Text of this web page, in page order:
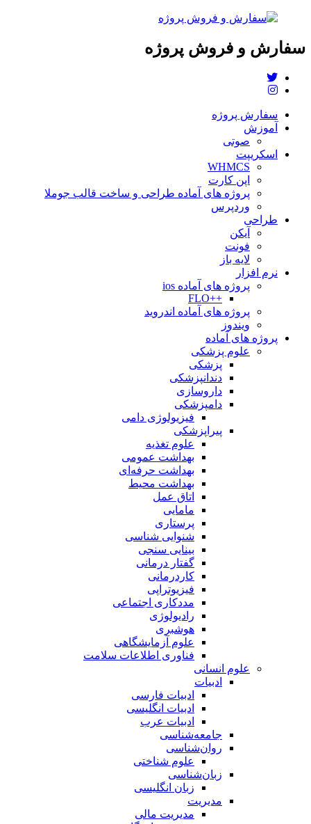
سفارش و فروش پروژه
سفارش پروژه
آموزش
صوتی
اسکریپت
WHMCS
اپن کارت
پروژه های آماده طراحی و ساخت قالب جوملا
وردپرس
طراحی
آیکن
فونت
لایه باز
نرم افزار
پروژه های آماده ios
++FLO
پروژه های آماده اندروید
ویندوز
پروژه های آماده
علوم پزشکی
پزشکی
دندانپزشکی
داروسازی
دامپزشکی
فیزیولوژی دامی
پیراپزشکی
علوم تغذیه
بهداشت عمومی
بهداشت حرفه‌ای
بهداشت محیط
اتاق عمل
مامایی
پرستاری
شنوایی شناسی
بینایی سنجی
گفتار درمانی
کاردرمانی
فیزیوتراپی
مددکاری اجتماعی
رادیولوژی
هوشبری
علوم آزمایشگاهی
فناوری اطلاعات سلامت
علوم انسانی
ادبیات
ادبیات فارسی
ادبیات انگلیسی
ادبیات عرب
جامعه‌شناسی
روان‌شناسی
علوم شناختی
زبان‌شناسی
زبان انگلیسی
مدیریت
مدیریت مالی